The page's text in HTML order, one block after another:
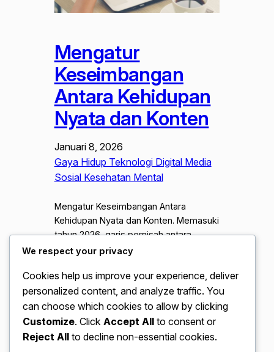
Mengatur
Keseimbangan
Antara Kehidupan
Nyata dan Konten
Januari 8, 2026
Gaya Hidup Teknologi Digital Media
Sosial Kesehatan Mental
Mengatur Keseimbangan Antara
Kehidupan Nyata dan Konten. Memasuki
tahun 2026, garis pemisah antara
kehidupan pribadi dan eksistensi digital
setiap momen menarik di kehidupan
nyata sering kali di pandang sebagai
potensi “aset” untuk di unggah, yang
jika tidak dikelola dengan bijak, dapat
memicu kelelahan mental atau burnout.
We respect your privacy
Cookies help us improve your experience, deliver
personalized content, and analyze traffic. You
can choose which cookies to allow by clicking
Customize. Click Accept All to consent or
Reject All to decline non-essential cookies.